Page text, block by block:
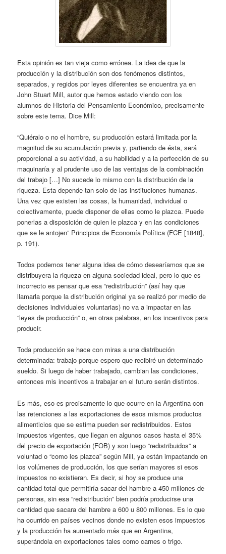
Esta opinión es tan vieja como errónea. La idea de que la
producción y la distribución son dos fenómenos distintos,
separados, y regidos por leyes diferentes se encuentra ya en
John Stuart Mill, autor que hemos estado viendo con los
alumnos de Historia del Pensamiento Económico, precisamente
sobre este tema. Dice Mill:
“Quiéralo o no el hombre, su producción estará limitada por la
magnitud de su acumulación previa y, partiendo de ésta, será
proporcional a su actividad, a su habilidad y a la perfección de su
maquinaría y al prudente uso de las ventajas de la combinación
del trabajo […] No sucede lo mismo con la distribución de la
riqueza. Esta depende tan solo de las instituciones humanas.
Una vez que existen las cosas, la humanidad, individual o
colectivamente, puede disponer de ellas como le plazca. Puede
ponerlas a disposición de quien le plazca y en las condiciones
que se le antojen” Principios de Economía Política (FCE [1848],
p. 191).
Todos podemos tener alguna idea de cómo desearíamos que se
distribuyera la riqueza en alguna sociedad ideal, pero lo que es
incorrecto es pensar que esa “redistribución” (así hay que
llamarla porque la distribución original ya se realizó por medio de
decisiones individuales voluntarias) no va a impactar en las
“leyes de producción” o, en otras palabras, en los incentivos para
producir.
Toda producción se hace con miras a una distribución
determinada: trabajo porque espero que recibiré un determinado
sueldo. Si luego de haber trabajado, cambian las condiciones,
entonces mis incentivos a trabajar en el futuro serán distintos.
Es más, eso es precisamente lo que ocurre en la Argentina con
las retenciones a las exportaciones de esos mismos productos
alimenticios que se estima pueden ser redistribuidos. Estos
impuestos vigentes, que llegan en algunos casos hasta el 35%
del precio de exportación (FOB) y son luego “redistribuidos” a
voluntad o “como les plazca” según Mill, ya están impactando en
los volúmenes de producción, los que serían mayores si esos
impuestos no existieran. Es decir, si hoy se produce una
cantidad total que permitiría sacar del hambre a 450 millones de
personas, sin esa “redistribución” bien podría producirse una
cantidad que sacara del hambre a 600 u 800 millones. Es lo que
ha ocurrido en países vecinos donde no existen esos impuestos
y la producción ha aumentado más que en Argentina,
superándola en exportaciones tales como carnes o trigo.